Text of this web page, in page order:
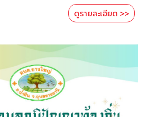
ดูรายละเอียด >>